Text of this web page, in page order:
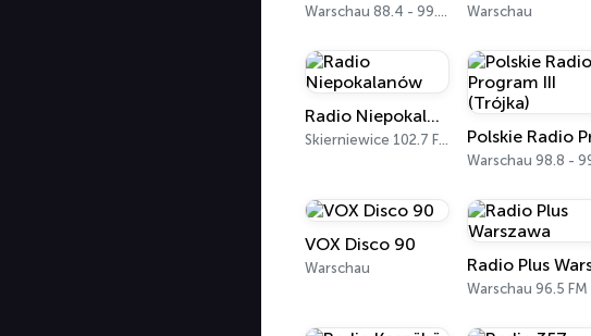
Warschau 88.4 - 99.5 FM Warschau
Radio Niepokalanów
Skierniewice 102.7 FM
VOX Disco 90
Warschau
Warschau 96.5 FM